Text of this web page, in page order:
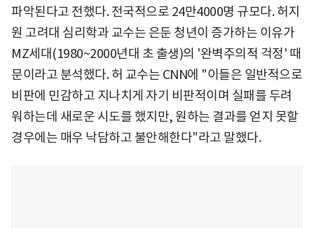
파악된다고 전했다. 전국적으로 24만4000명 규모다. 허지
원 고려대 심리학과 교수는 은둔 청년이 증가하는 이유가
MZ세대(1980~2000년대 초 출생)의 '완벽주의적 걱정' 때
문이라고 분석했다. 허 교수는 CNN에 "이들은 일반적으로
비판에 민감하고 지나치게 자기 비판적이며 실패를 두려
워하는데 새로운 시도를 했지만, 원하는 결과를 얻지 못할
경우에는 매우 낙담하고 불안해한다"라고 말했다.